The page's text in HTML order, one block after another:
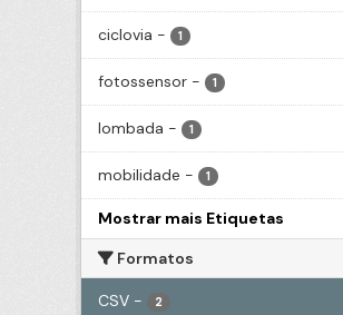
ciclovia - 1
fotossensor - 1
lombada - 1
mobilidade - 1
Mostrar mais Etiquetas
Formatos
CSV - 2